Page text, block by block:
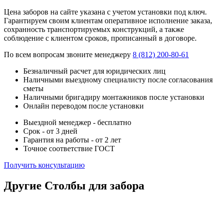
Цена заборов на сайте указана с учетом установки под ключ.
Гарантируем своим клиентам оперативное исполнение заказа,
сохранность транспортируемых конструкций, а также
соблюдение с клиентом сроков, прописанный в договоре.
По всем вопросам звоните менеджеру 8 (812) 200-80-61
Безналичный расчет для юридических лиц
Наличными выездному специалисту после согласования
сметы
Наличными бригадиру монтажников после установки
Онлайн переводом после установки
Выездной менеджер - бесплатно
Срок - от 3 дней
Гарантия на работы - от 2 лет
Точное соответствие ГОСТ
Получить консультацию
Другие Столбы для забора